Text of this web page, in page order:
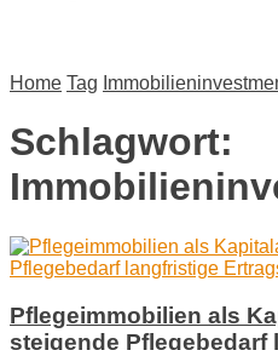
Home Tag
Schlagwort:
Pflegeimmobilien als
steigende Pflegebedarf